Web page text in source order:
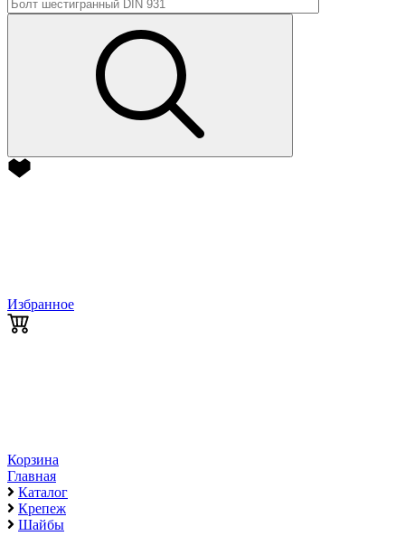
Избранное
Корзина
Главная
Каталог
Крепеж
Шайбы